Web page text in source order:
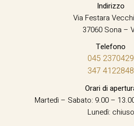
Indirizzo
Via Festara
37060 Sona –
Telefono
045 2370429
347 4122848
Orari di
Martedì – Sabato: 9.00 –
Lunedì: chiuso